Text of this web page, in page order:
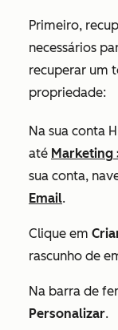
Primeiro,
necessários
recuperar um
propriedade:
Na sua conta
até Marketing
sua conta,
Email.
Clique em
rascunho de
Na barra de
Personalizar.